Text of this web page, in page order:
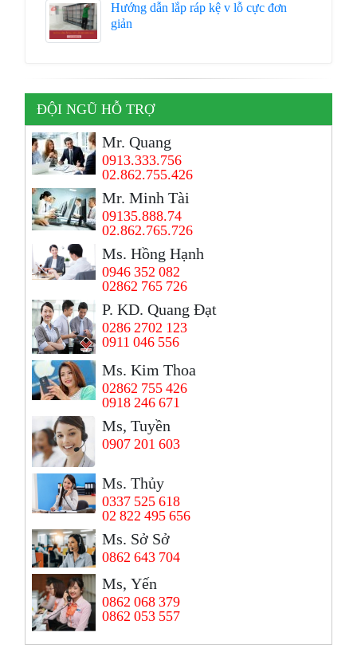
Hướng dẫn lắp ráp kệ v lỗ cực đơn
giản
ĐỘI NGŨ HỖ TRỢ
Mr. Quang
0913.333.756
02.862.755.426
Mr. Minh Tài
09135.888.74
02.862.765.726
Ms. Hồng Hạnh
0946 352 082
02862 765 726
P. KD. Quang Đạt
0286 2702 123
0911 046 556
Ms. Kim Thoa
02862 755 426
0918 246 671
Ms, Tuyền
0907 201 603
Ms. Thủy
0337 525 618
02 822 495 656
Ms. Sở Sở
0862 643 704
Ms, Yến
0862 068 379
0862 053 557